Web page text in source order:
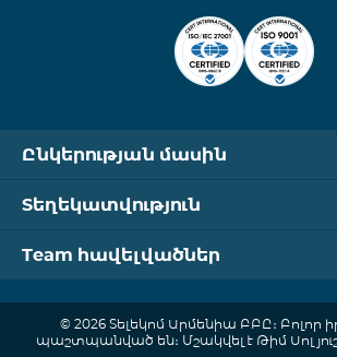
Ընկերության մասին
Տեղեկատվություն
Team հավելվածներ
© 2026 Տելեկոմ Արմենիա ԲԲԸ։ Բոլոր
պաշտպանված են։ Մշակվել է Թիմ